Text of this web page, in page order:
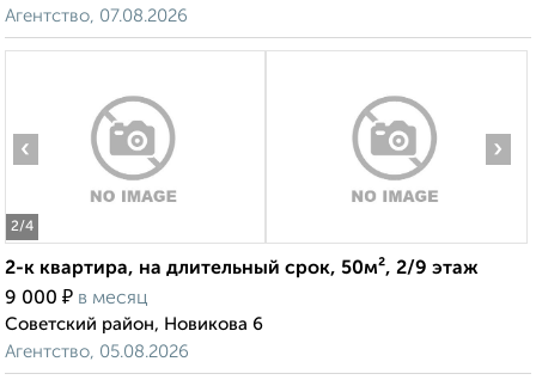
Агентство, 07.08.2026
2/4
‹ ›
2-к квартира, на длительный срок, 50м², 2/9 этаж
9 000 ₽ в месяц
Советский район, Новикова 6
Агентство, 05.08.2026